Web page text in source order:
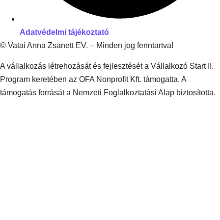
Adatvédelmi tájékoztató
© Vatai Anna Zsanett EV. – Minden jog fenntartva!
A vállalkozás létrehozását és fejlesztését a Vállalkozó Start II.
Program keretében az OFA Nonprofit Kft. támogatta. A
támogatás forrását a Nemzeti Foglalkoztatási Alap biztosította.